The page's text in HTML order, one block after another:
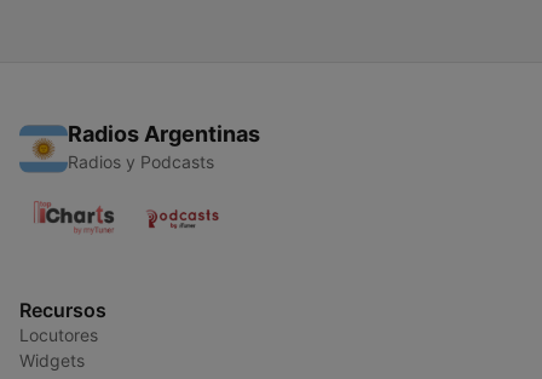
Radios Argentinas
Radios y Podcasts
Recursos
Locutores
Widgets